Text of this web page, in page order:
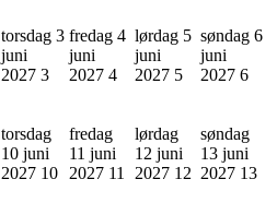
torsdag 3
juni
2027 3
fredag 4
juni
2027 4
lørdag 5
juni
2027 5
søndag 6
juni
2027 6
torsdag
10 juni
2027 10
fredag
11 juni
2027 11
lørdag
12 juni
2027 12
søndag
13 juni
2027 13